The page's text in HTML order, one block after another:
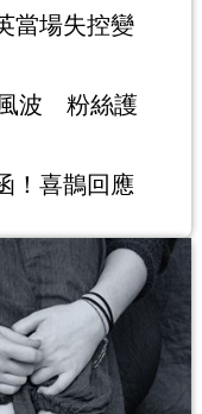
當場失控變
波 粉絲護
！喜鵲回應